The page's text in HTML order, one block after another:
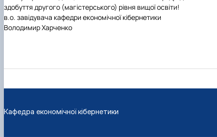
здобуття другого (магістерського) рівня вищої освіти!
в.о. завідувача кафедри економічної кібернетики
Володимир Харченко
Кафедра економічної кібернетики